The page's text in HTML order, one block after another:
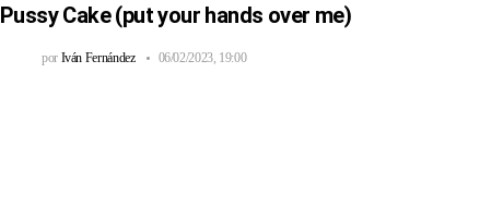
Pussy Cake (put your hands over me)
por Iván Fernández 06/02/2023, 19:00